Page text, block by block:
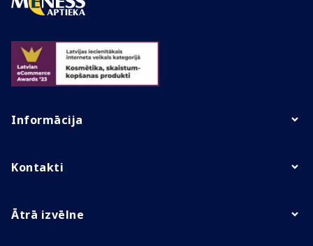
Informācija
Kontakti
Ātrā izvēlne